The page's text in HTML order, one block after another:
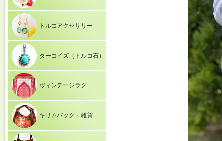
トルコアクセサリー
ターコイズ（トルコ石）
ヴィンテージラグ
キリムバッグ・雑貨